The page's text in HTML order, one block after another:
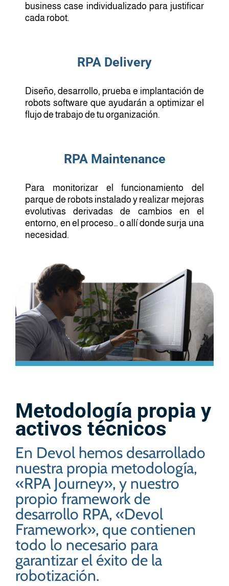
business case individualizado para justificar
cada robot.
RPA Delivery
Diseño, desarrollo, prueba e implantación de
robots software que ayudarán a optimizar el
flujo de trabajo de tu organización.
RPA Maintenance
Para monitorizar el funcionamiento del
parque de robots instalado y realizar mejoras
evolutivas derivadas de cambios en el
entorno, en el proceso… o allí donde surja una
necesidad.
Metodología propia y
activos técnicos
En Devol hemos desarrollado
nuestra propia metodología,
«RPA Journey», y nuestro
propio framework de
desarrollo RPA, «Devol
Framework», que contienen
todo lo necesario para
garantizar el éxito de la
robotización.